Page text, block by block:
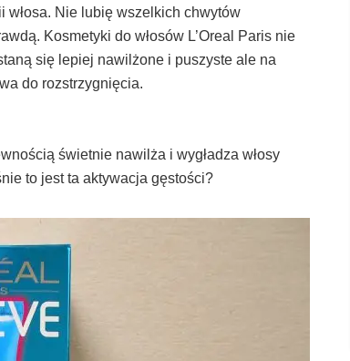
włosa. Nie lubię wszelkich chwytów
Kosmetyki do włosów L’Oreal Paris nie
się lepiej nawilżone i puszyste ale na
do rozstrzygnięcia.
świetnie nawilża i wygładza włosy
to jest ta aktywacja gęstości?